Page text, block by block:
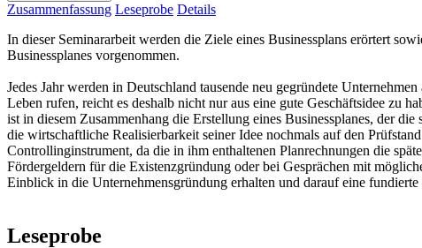
Zusammenfassung Leseprobe Details
In dieser Seminararbeit werden die Ziele eines Businessplans erörtert
Businessplanes vorgenommen.
Jedes Jahr werden in Deutschland tausende neu gegründete
Leben rufen, reicht es deshalb nicht nur aus eine gute Geschäftsidee zu
ist in diesem Zusammenhang die Erstellung eines Businessplanes, der
die wirtschaftliche Realisierbarkeit seiner Idee nochmals auf den
Controllinginstrument, da die in ihm enthaltenen Planrechnungen die
Fördergeldern für die Existenzgründung oder bei Gesprächen mit
Einblick in die Unternehmensgründung erhalten und darauf eine
Leseprobe